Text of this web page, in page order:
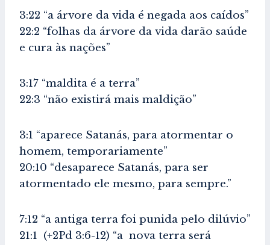
3:22 “a árvore da vida é negada aos caídos”
22:2 “folhas da árvore da vida darão saúde
e cura às nações”
3:17 “maldita é a terra”
22:3 “não existirá mais maldição”
3:1 “aparece Satanás, para atormentar o
homem, temporariamente”
20:10 “desaparece Satanás, para ser
atormentado ele mesmo, para sempre.”
7:12 “a antiga terra foi punida pelo dilúvio”
21:1 (+2Pd 3:6-12) “a nova terra será